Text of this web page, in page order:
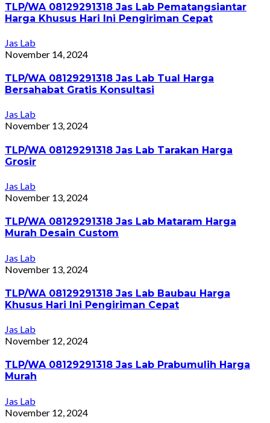
TLP/WA 08129291318 Jas Lab Pematangsiantar
Harga Khusus Hari Ini Pengiriman Cepat
Jas Lab
November 14, 2024
TLP/WA 08129291318 Jas Lab Tual Harga
Bersahabat Gratis Konsultasi
Jas Lab
November 13, 2024
TLP/WA 08129291318 Jas Lab Tarakan Harga
Grosir
Jas Lab
November 13, 2024
TLP/WA 08129291318 Jas Lab Mataram Harga
Murah Desain Custom
Jas Lab
November 13, 2024
TLP/WA 08129291318 Jas Lab Baubau Harga
Khusus Hari Ini Pengiriman Cepat
Jas Lab
November 12, 2024
TLP/WA 08129291318 Jas Lab Prabumulih Harga
Murah
Jas Lab
November 12, 2024